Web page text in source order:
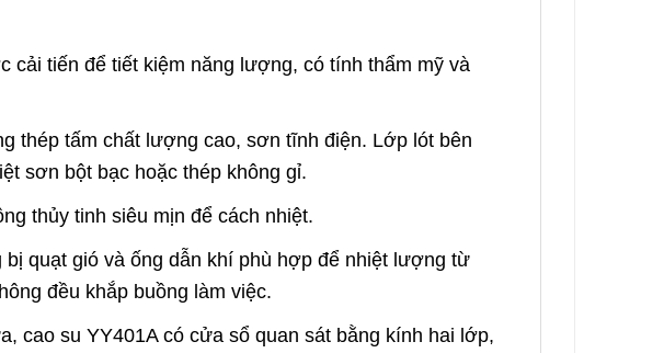
cải tiến để tiết kiệm năng lượng, có tính thẩm mỹ và
thép tấm chất lượng cao, sơn tĩnh điện. Lớp lót bên
sơn bột bạc hoặc thép không gỉ.
thủy tinh siêu mịn để cách nhiệt.
bị quạt gió và ống dẫn khí phù hợp để nhiệt lượng từ
đều khắp buồng làm việc.
cao su YY401A có cửa sổ quan sát bằng kính hai lớp,